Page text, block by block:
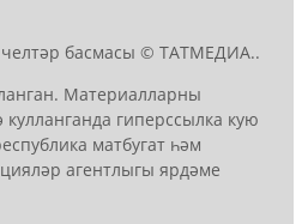
басмасы © ТАТМЕДИА..
Материалларны
гиперссылка кую
матбугат һәм
агентлыгы ярдәме